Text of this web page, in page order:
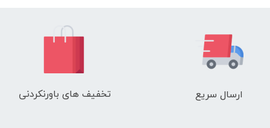
ارسال سریع تخفیف های باورنکردنی